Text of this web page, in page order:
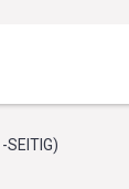
SEITIG)